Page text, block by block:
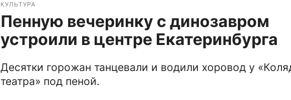
КУЛЬТУРА
Пенную вечеринку с динозавром
устроили в центре Екатеринбурга
Десятки горожан танцевали и водили хоровод у
театра» под пеной.